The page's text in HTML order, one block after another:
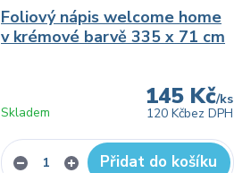
Foliový nápis welcome home
v krémové barvě 335 x 71 cm
145 Kč/ks
120 Kčbez DPH
Skladem
Přidat do košíku